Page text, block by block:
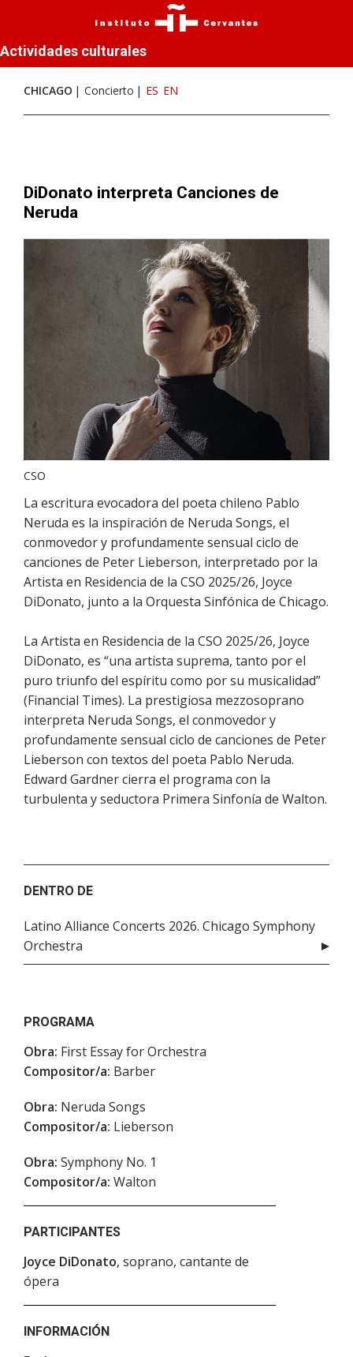
Actividades culturales
CHICAGO Concierto ES EN
DiDonato interpreta Canciones de
Neruda
CSO
La escritura evocadora del poeta chileno Pablo
Neruda es la inspiración de Neruda Songs, el
conmovedor y profundamente sensual ciclo de
canciones de Peter Lieberson, interpretado por la
Artista en Residencia de la CSO 2025/26, Joyce
DiDonato, junto a la Orquesta Sinfónica de Chicago.
La Artista en Residencia de la CSO 2025/26, Joyce
DiDonato, es “una artista suprema, tanto por el
puro triunfo del espíritu como por su musicalidad”
(Financial Times). La prestigiosa mezzosoprano
interpreta Neruda Songs, el conmovedor y
profundamente sensual ciclo de canciones de Peter
Lieberson con textos del poeta Pablo Neruda.
Edward Gardner cierra el programa con la
turbulenta y seductora Primera Sinfonía de Walton.
DENTRO DE
Latino Alliance Concerts 2026. Chicago Symphony
Orchestra
PROGRAMA
Obra: First Essay for Orchestra
Compositor/a: Barber
Obra: Neruda Songs
Compositor/a: Lieberson
Obra: Symphony No. 1
Compositor/a: Walton
PARTICIPANTES
Joyce DiDonato, soprano, cantante de
ópera
INFORMACIÓN